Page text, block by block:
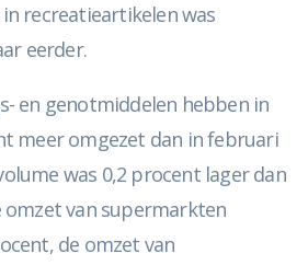
recreatieartikelen was
eerder.
en genotmiddelen hebben in
meer omgezet dan in februari
was 0,2 procent lager dan
omzet van supermarkten
de omzet van